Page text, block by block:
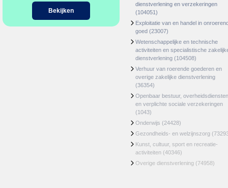
Bekijken
dienstverlening en verzekeringen
(104051)
Exploitatie van en handel in
goed (23007)
Wetenschappelijke en technische
activiteiten en specialistische
dienstverlening (104508)
Verhuur van roerende goederen en
overige zakelijke dienstverlening
(36354)
Openbaar bestuur, overheidsdiensten
en verplichte sociale verzekeringen
(1043)
Onderwijs (24428)
Gezondheids- en welzijnszorg
Kunst, cultuur, sport en recreatie-
activiteiten (40346)
Overige dienstverlening (74958)